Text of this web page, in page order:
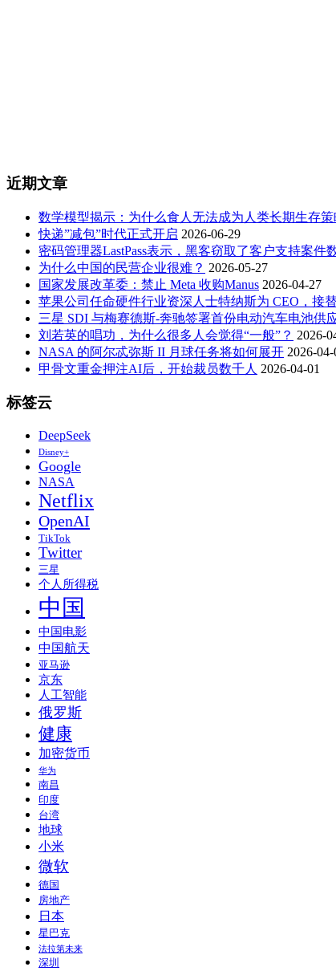
近期文章
数学模型揭示：为什么食人无法成为人类长期生存策
快递”减包”时代正式开启 2026-06-29
密码管理器LastPass表示，黑客窃取了客户支持案件
为什么中国的民营企业很难？ 2026-05-27
国家发展改革委：禁止 Meta 收购Manus 2026-04-27
苹果公司任命硬件行业资深人士特纳斯为 CEO，接
三星 SDI 与梅赛德斯-奔驰签署首份电动汽车电池供
刘若英的唱功，为什么很多人会觉得“一般”？ 2026-
NASA 的阿尔忒弥斯 II 月球任务将如何展开 2026-04-
甲骨文重金押注AI后，开始裁员数千人 2026-04-01
标签云
DeepSeek
Disney+
Google
NASA
Netflix
OpenAI
TikTok
Twitter
三星
个人所得税
中国
中国电影
中国航天
亚马逊
京东
人工智能
俄罗斯
健康
加密货币
华为
南昌
印度
台湾
地球
小米
微软
德国
房地产
日本
星巴克
法拉第未来
深圳